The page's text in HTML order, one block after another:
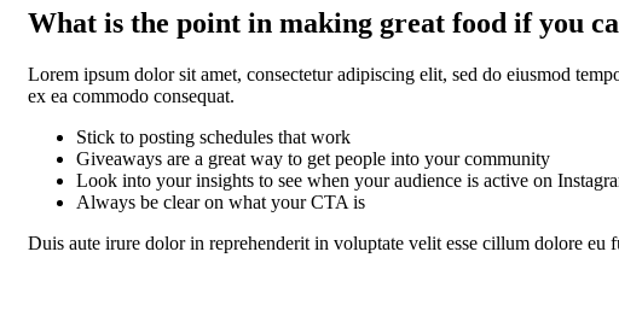
What is the point in making great food if you
Lorem ipsum dolor sit amet, consectetur adipiscing elit, sed do eiusmod
ex ea commodo consequat.
Stick to posting schedules that work
Giveaways are a great way to get people into your community
Look into your insights to see when your audience is active on
Always be clear on what your CTA is
Duis aute irure dolor in reprehenderit in voluptate velit esse cillum dolore